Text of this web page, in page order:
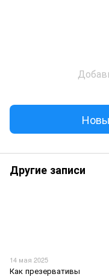
Другие записи
14 мая 2025
Как презервативы